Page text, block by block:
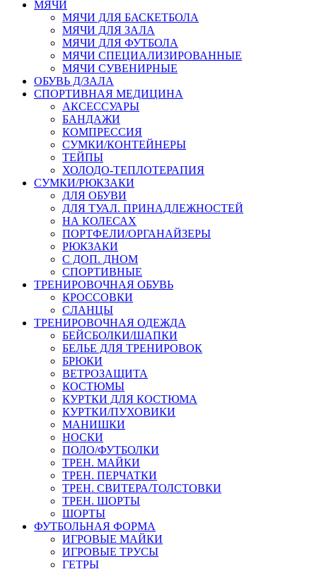
МЯЧИ
МЯЧИ ДЛЯ БАСКЕТБОЛА
МЯЧИ ДЛЯ ЗАЛА
МЯЧИ ДЛЯ ФУТБОЛА
МЯЧИ СПЕЦИАЛИЗИРОВАННЫЕ
МЯЧИ СУВЕНИРНЫЕ
ОБУВЬ Д/ЗАЛА
СПОРТИВНАЯ МЕДИЦИНА
АКСЕССУАРЫ
БАНДАЖИ
КОМПРЕССИЯ
СУМКИ/КОНТЕЙНЕРЫ
ТЕЙПЫ
ХОЛОДО-ТЕПЛОТЕРАПИЯ
СУМКИ/РЮКЗАКИ
ДЛЯ ОБУВИ
ДЛЯ ТУАЛ. ПРИНАДЛЕЖНОСТЕЙ
НА КОЛЕСАХ
ПОРТФЕЛИ/ОРГАНАЙЗЕРЫ
РЮКЗАКИ
С ДОП. ДНОМ
СПОРТИВНЫЕ
ТРЕНИРОВОЧНАЯ ОБУВЬ
КРОССОВКИ
СЛАНЦЫ
ТРЕНИРОВОЧНАЯ ОДЕЖДА
БЕЙСБОЛКИ/ШАПКИ
БЕЛЬЕ ДЛЯ ТРЕНИРОВОК
БРЮКИ
ВЕТРОЗАЩИТА
КОСТЮМЫ
КУРТКИ ДЛЯ КОСТЮМА
КУРТКИ/ПУХОВИКИ
МАНИШКИ
НОСКИ
ПОЛО/ФУТБОЛКИ
ТРЕН. МАЙКИ
ТРЕН. ПЕРЧАТКИ
ТРЕН. СВИТЕРА/ТОЛСТОВКИ
ТРЕН. ШОРТЫ
ШОРТЫ
ФУТБОЛЬНАЯ ФОРМА
ИГРОВЫЕ МАЙКИ
ИГРОВЫЕ ТРУСЫ
ГЕТРЫ